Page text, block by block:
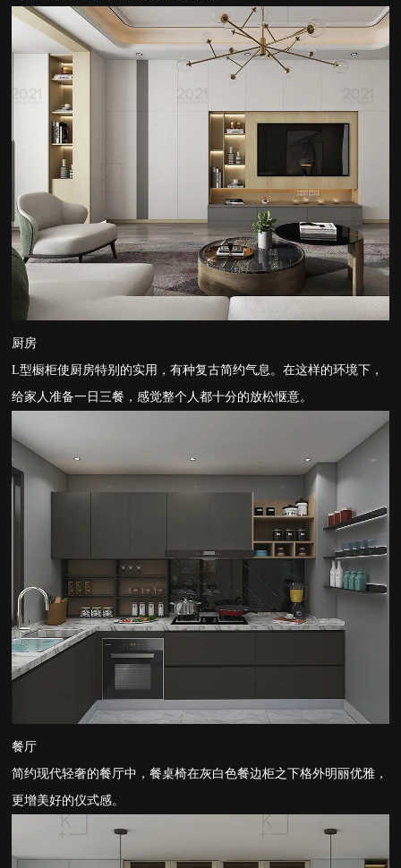
厨房
L型橱柜使厨房特别的实用，有种复古简约气息。在这样的环境下，
给家人准备一日三餐，感觉整个人都十分的放松惬意。
餐厅
简约现代轻奢的餐厅中，餐桌椅在灰白色餐边柜之下格外明丽优雅，
更增美好的仪式感。